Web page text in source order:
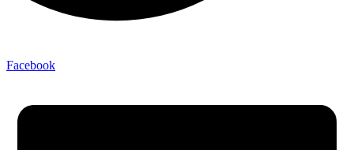
Facebook